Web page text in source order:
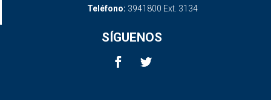
Teléfono: 3941800 Ext. 3134
SÍGUENOS